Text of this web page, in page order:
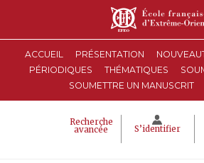
ACCUEIL PRÉSENTATION
PÉRIODIQUES
THÉMATIQUES
SOUMETTRE UN MANUSCRIT
Recherche
avancée S’identifier